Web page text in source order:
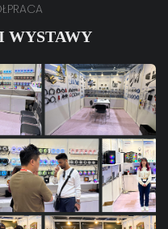
WYSTAWY